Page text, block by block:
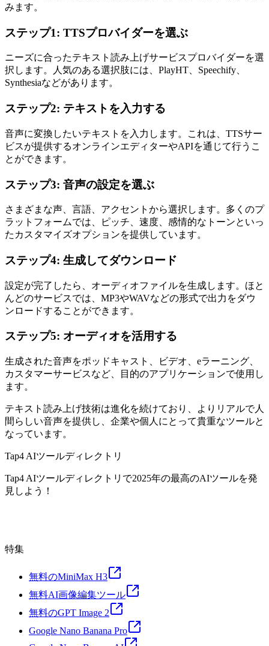
みます。
ステップ1: TTSプロバイダーを選ぶ
ニーズに合ったテキスト読み上げサービスプロバイダーを選
択します。人気のある選択肢には、PlayHT、Speechify、
Synthesiaなどがあります。
ステップ2: テキストを入力する
音声に変換したいテキストを入力します。これは、TTSサー
ビスが提供するオンラインエディターやAPIを通じて行うこ
とができます。
ステップ3: 音声の設定を選ぶ
さまざまな声、言語、アクセントから選択します。多くのプ
ラットフォームでは、ピッチ、速度、感情的なトーンといっ
たカスタマイズオプションを提供しています。
ステップ4: 生成してダウンロード
設定が完了したら、オーディオファイルを生成します。ほと
んどのサービスでは、MP3やWAVなどの形式で出力をダウ
ンロードすることができます。
ステップ5: オーディオを活用する
生成された音声をポッドキャスト、ビデオ、eラーニング、
カスタマーサービスなど、目的のアプリケーションで使用し
ます。
テキスト読み上げ技術は進化を続けており、よりリアルで人
間らしい音声を提供し、企業や個人にとって貴重なツールと
なっています。
Tap4 AIツールディレクトリ
Tap4 AIツールディレクトリで2025年の最高のAIツールを発
見しよう！
特集
無料のMiniMax H3
無料AI画像編集ツール
無料のGPT Image 2
Google Nano Banana Pro